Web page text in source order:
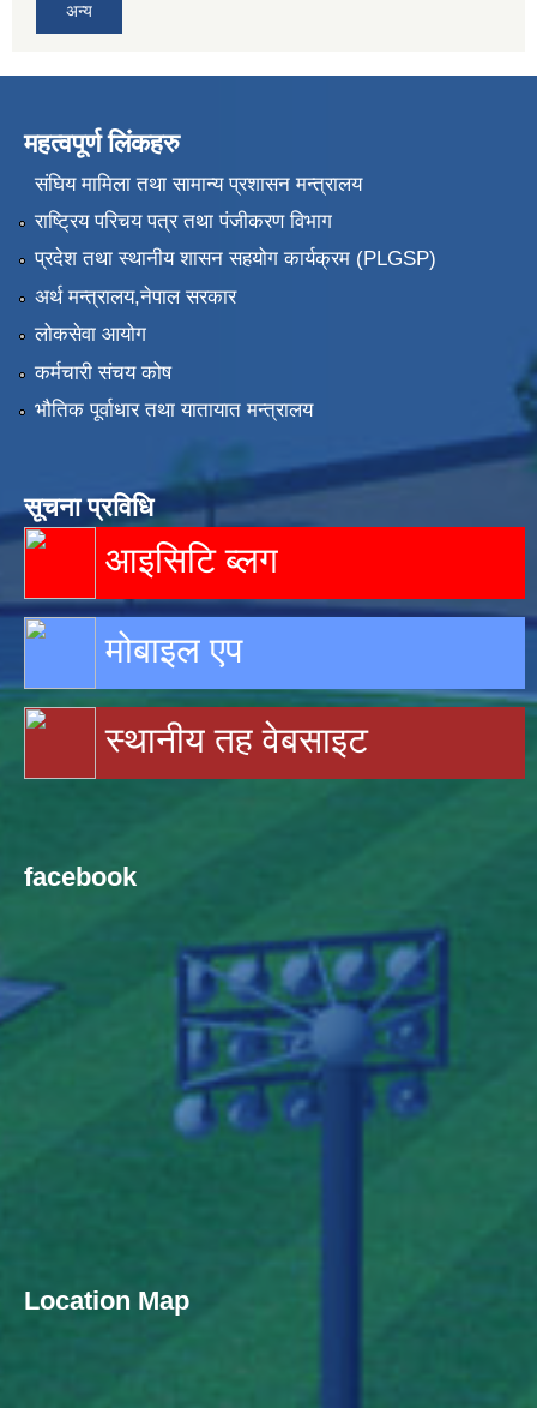
अन्य
महत्वपूर्ण लिंकहरु
संघिय मामिला तथा सामान्य प्रशासन मन्त्रालय
राष्ट्रिय परिचय पत्र तथा पंजीकरण विभाग
प्रदेश तथा स्थानीय शासन सहयोग कार्यक्रम (PLGSP)
अर्थ मन्त्रालय,नेपाल सरकार
लोकसेवा आयोग
कर्मचारी संचय कोष
भौतिक पूर्वाधार तथा यातायात मन्त्रालय
सूचना प्रविधि
आइसिटि ब्लग
मोबाइल एप
स्थानीय तह वेबसाइट
facebook
Location Map